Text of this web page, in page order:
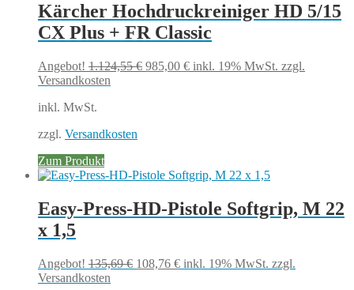
Kärcher Hochdruckreiniger HD 5/15
CX Plus + FR Classic
Angebot! 1.124,55€ Ursprünglicher
985,00 €Aktueller
inkl. 19% MwSt. zzgl.
Versandkosten
inkl. MwSt.
zzgl. Versandkosten
Zum Produkt
Easy-Press-HD-Pistole Softgrip, M 22
x 1,5
Angebot! 135,69€ Ursprünglicher
108,76 €Aktueller
inkl. 19% MwSt. zzgl.
Versandkosten